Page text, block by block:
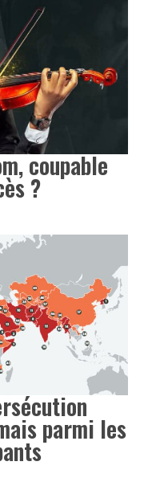
coupable
?
parmi les